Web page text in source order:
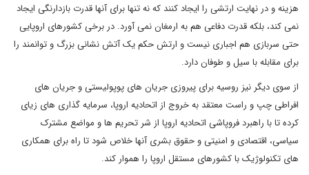
هزینه و در نهایت ارتشی را ایجاد کنند که نه تنها برای آنها قدرت بازدارنگی ایجاد
نمی کند، بلکه قدرت دفاعی هم به ارمغان نمی آورد. در برخی کشورهای اروپایی
حتی سربازی هم اجباری نیست و ارتش حکم یک آتش نشانی بزرگ و توانمند را
برای مقابله با سیل و طوفان دارد.
از سوی دیگر نیز روسیه برای پیروزی جریان های پوپولیستی و جریان های
افراطی چپ و راست معتقد به خروج از اتحادیه اروپا، سرمایه گذاری های زیای
کرده تا با راهبرد فروپاشی اتحادیه اروپا از شر تحریم ها و مواضع مشترک
سیاسی، اقتصادی و امنیتی و حقوق بشری آنها خلاص شود تا راه برای همکاری
های تکنولوژیک با کشورهای مستقل اروپا را هموار کند.